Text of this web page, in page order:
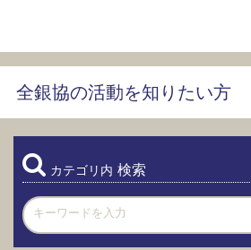
全銀協の活動を知りたい方
カテゴリ内 検索